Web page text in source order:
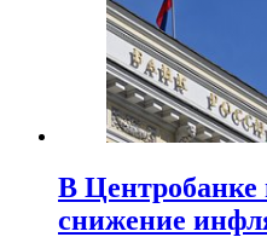
В Центробанке
снижение